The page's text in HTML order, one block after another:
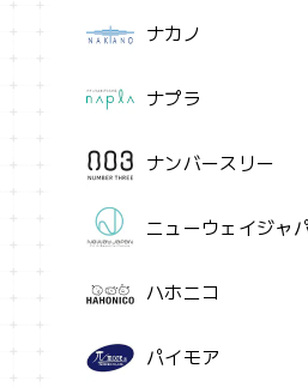
ナカノ
ナプラ
ナンバースリー
ニューウェイジャ
ハホニコ
パイモア